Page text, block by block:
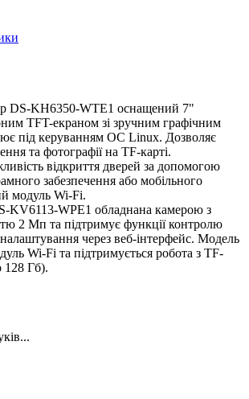
DS-KH6350-WTE1 оснащений 7"
TFT-екраном зі зручним графічним
під керуванням ОС Linux. Дозволяє
та фотографії на TF-карті.
відкриття дверей за допомогою
забезпечення або мобільного
модуль Wi-Fi.
KV6113-WPE1 обладнана камерою з
2 Мп та підтримує функції контролю
через веб-інтерфейс. Модель
Wi-Fi та підтримується робота з TF-
128 Гб).